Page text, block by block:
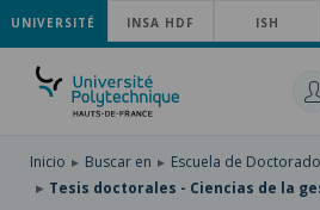
SKIP
TO
MAIN
NAVIGATION
PASAR
AL
CONTENIDO
SKIP
UNIVERSITÉ INSA HDF ISH
Inicio Buscar en Escuela de Doctorado
Tesis doctorales - Ciencias de la